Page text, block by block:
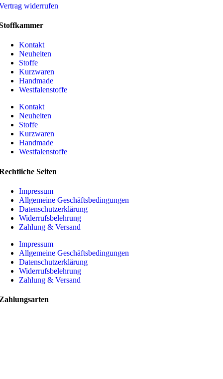
widerrufen
Kontakt
Neuheiten
Stoffe
Kurzwaren
Handmade
Westfalenstoffe
Kontakt
Neuheiten
Stoffe
Kurzwaren
Handmade
Westfalenstoffe
Seiten
Impressum
Allgemeine Geschäftsbedingungen
Datenschutzerklärung
Widerrufsbelehrung
Zahlung & Versand
Impressum
Allgemeine Geschäftsbedingungen
Datenschutzerklärung
Widerrufsbelehrung
Zahlung & Versand